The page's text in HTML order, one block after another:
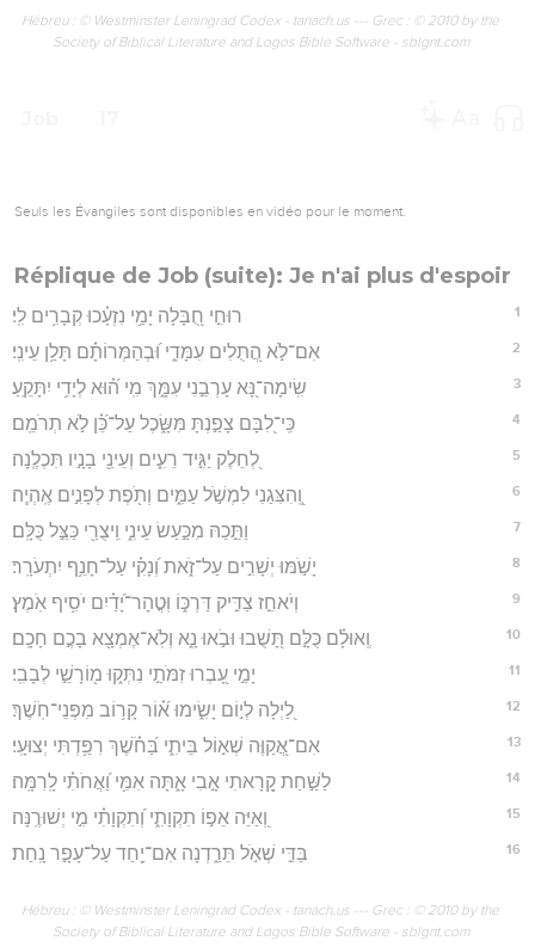
Hébreu : © Westminster Leningrad Codex - tanach.us --- Grec : © 2010 by the
Society of Biblical Literature and Logos Bible Software - sblgnt.com
Seuls les Évangiles sont disponibles en vidéo pour le moment.
Réplique de Job (suite): Je n'ai plus d'espoir
1 רוּחִ֣י חֻ֭בָּלָה יָמַ֥י נִזְעָ֗כוּ קְבָרִ֥ים לִֽי׃
2 אִם־לֹ֣א הֲ֭תֻלִים עִמָּדִ֑י וּ֝בְהַמְּרוֹתָ֗ם תָּלַ֥ן עֵינִֽי׃
3 שִֽׂימָה־נָּ֭א עָרְבֵ֣נִי עִמָּ֑ךְ מִֽי ה֝֗וּא לְיָדִ֥י יִתָּקֵֽעַ׃
4 כִּֽי־לִ֭בָּם צָפַ֣נְתָּ מִּשָּׂ֑כֶל עַל־כֵּ֝֗ן לֹ֣א תְרֹמֵֽם׃
5 לְ֭חֵלֶק יַגִּ֣יד רֵעִ֑ים וְעֵינֵ֖י בָנָ֣יו תִּכְלֶֽנָה׃
6 וְֽ֭הִצִּגַנִי לִמְשֹׁ֣ל עַמִּ֑ים וְתֹ֖פֶת לְפָנִ֣ים אֶֽהְיֶֽה׃
7 וַתֵּ֣כַהּ מִכַּ֣עַשׂ עֵינִ֑י וִֽיצֻרַ֖י כַּצֵּ֣ל כֻּלָּֽם׃
8 יָשֹׁ֣מּוּ יְשָׁרִ֣ים עַל־זֹ֑את וְ֝נָקִ֗י עַל־חָנֵ֥ף יִתְעֹרָֽר׃
9 וְיֹאחֵ֣ז צַדִּ֣יק דַּרְכּ֑וֹ וּֽטֳהָר־יָ֝דַ֗יִם יֹסִ֥יף אֹֽמֶץ׃
10 וְֽאוּלָ֗ם כֻּלָּ֣ם תָּ֭שֻׁבוּ וּבֹ֣אוּ נָ֑א וְלֹֽא־אֶמְצָ֖א בָכֶ֣ם חָכָֽם׃
11 יָמַ֣י עָ֭בְרוּ זִמֹּתַ֣י נִתְּק֑וּ מ֖וֹרָשֵׁ֣י לְבָבִֽי׃
12 לַ֭יְלָה לְי֣וֹם יָשִׂ֑ימוּ א֝֗וֹר קָר֥וֹב מִפְּנֵי־חֹֽשֶׁךְ׃
13 אִם־אֲ֭קַוֶּה שְׁא֣וֹל בֵּיתִ֑י בַּ֝חֹ֗שֶׁךְ רִפַּ֥דְתִּי יְצוּעָֽי׃
14 לַשַּׁ֣חַת קָ֭רָאתִי אָ֣בִי אָ֑תָּה אִמִּ֥י וַ֝אֲחֹתִ֗י לָֽרִמָּֽה׃
15 וְ֭אַיֵּה אֵפ֣וֹ תִקְוָתִ֑י וְ֝תִקְוָתִ֗י מִ֣י יְשׁוּרֶֽנָּה׃
16 בַּדֵּ֣י שְׁאֹ֣ל תֵּרַ֑דְנָה אִם־יַ֖חַד עַל־עָפָ֣ר נָֽחַת׃
Hébreu : © Westminster Leningrad Codex - tanach.us --- Grec : © 2010 by the
Society of Biblical Literature and Logos Bible Software - sblgnt.com